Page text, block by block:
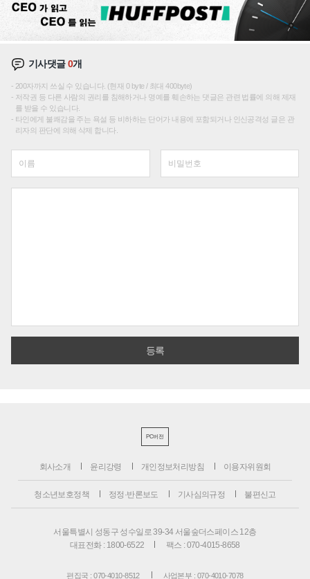
기사댓글0개
200자까지 쓰실 수 있습니다. (현재 0 byte / 최대 400byte)
저작권 등 다른 사람의 권리를 침해하거나 명예를 훼손하는 댓글은 관련 법률에 의해 제재
를 받을 수 있습니다.
타인에게 불쾌감을 주는 욕설 등 비하하는 단어가 내용에 포함되거나 인신공격성 글은 관
리자의 판단에 의해 삭제 합니다.
PC버전
회사소개 윤리강령 개인정보처리방침 이용자위원회
청소년보호정책 정정·반론보도 기사심의규정 불편신고
서울특별시 성동구 성수일로 39-34 서울숲더스페이스 12층
대표전화 : 1800-6522
팩스 : 070-4015-8658
편집국 : 070-4010-8512 사업본부 : 070-4010-7078